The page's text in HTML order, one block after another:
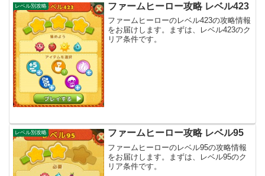
レベル別攻略 ファームヒーロー攻略 レベル423
ファームヒーローのレベル423の攻略情報
をお届けします。まずは、レベル423のク
リア条件です。
レベル別攻略 ファームヒーロー攻略 レベル95
ファームヒーローのレベル95の攻略情報
をお届けします。まずは、レベル95のク
リア条件です。